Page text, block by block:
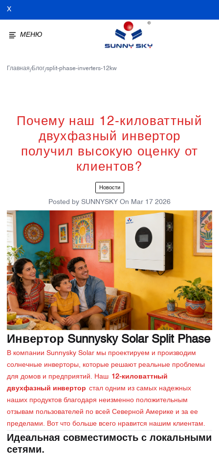
X
МЕНЮ
Главная/Блог/split-phase-inverters-12kw
Почему наш 12-киловаттный
двухфазный инвертор
получил высокую оценку от
клиентов?
Новости
Posted by SUNNYSKY On Mar 17 2026
Инвертор Sunnysky Solar Split Phase
В компании Sunnysky Solar мы проектируем и производим
солнечные инверторы, которые решают реальные проблемы
для домов и предприятий. Наш 12-киловаттный
двухфазный инвертор стал одним из самых надежных
наших продуктов благодаря неизменно положительным
отзывам пользователей по всей Северной Америке и за ее
пределами. Вот что больше всего нравится нашим клиентам.
Идеальная совместимость с локальными
сетями.